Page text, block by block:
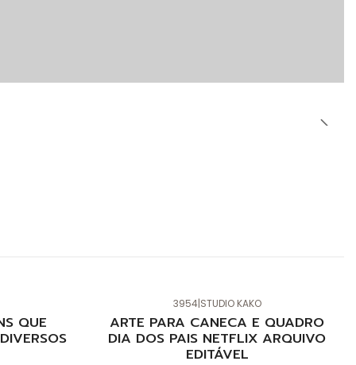
QUE
3954|STUDIO KAKO
ARTE PARA CANECA E QUADRO
DIA DOS PAIS NETFLIX ARQUIVO
EDITÁVEL